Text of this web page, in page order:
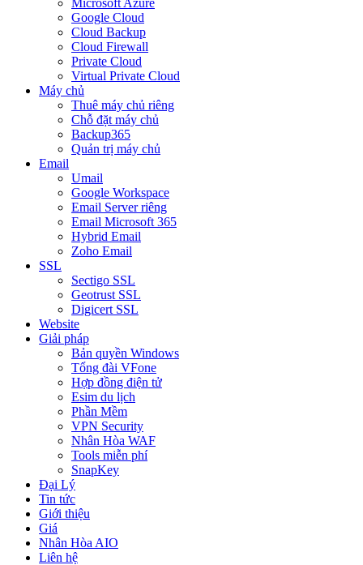
Microsoft Azure
Google Cloud
Cloud Backup
Cloud Firewall
Private Cloud
Virtual Private Cloud
Máy chủ
Thuê máy chủ riêng
Chỗ đặt máy chủ
Backup365
Quản trị máy chủ
Email
Umail
Google Workspace
Email Server riêng
Email Microsoft 365
Hybrid Email
Zoho Email
SSL
Sectigo SSL
Geotrust SSL
Digicert SSL
Website
Giải pháp
Bản quyền Windows
Tổng đài VFone
Hợp đồng điện tử
Esim du lịch
Phần Mềm
VPN Security
Nhân Hòa WAF
Tools miễn phí
SnapKey
Đại Lý
Tin tức
Giới thiệu
Giá
Nhân Hòa AIO
Liên hệ